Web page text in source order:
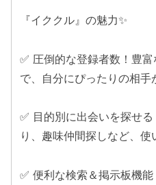
『イククル』の魅力✨
✅ 圧倒的な登録者数！豊
で、自分にぴったりの相手
✅ 目的別に出会いを探せ
り、趣味仲間探しなど、使
✅ 便利な検索＆掲示板機